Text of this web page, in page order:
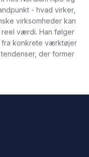
- hvad virker,
virksomheder kan
værdi. Han følger
konkrete værktøjer
der former